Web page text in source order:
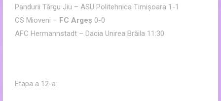
Pandurii Târgu Jiu – ASU Politehnica Timişoara 1-1
CS Mioveni – FC Argeş 0-0
AFC Hermannstadt – Dacia Unirea Brăila 11:30
Etapa a 12-a: